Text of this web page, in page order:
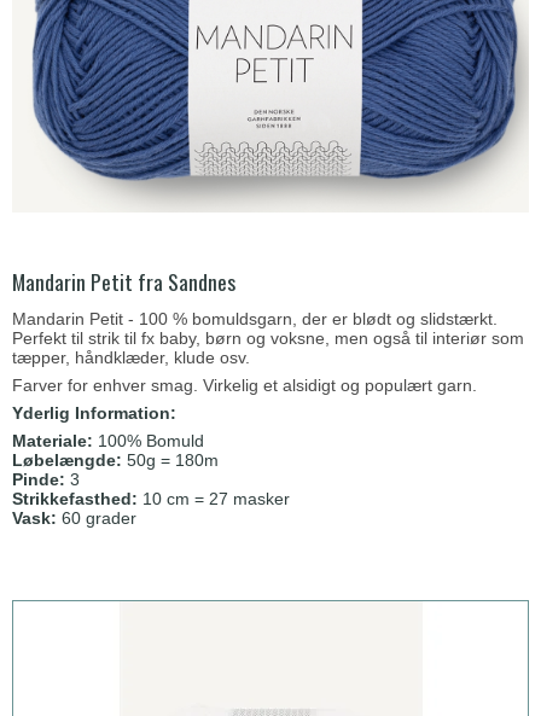
Mandarin Petit fra Sandnes
Mandarin Petit - 100 % bomuldsgarn, der er blødt og slidstærkt.
Perfekt til strik til fx baby, børn og voksne, men også til interiør som
tæpper, håndklæder, klude osv.
Farver for enhver smag. Virkelig et alsidigt og populært garn.
Yderlig Information:
Materiale: 100% Bomuld
Løbelængde: 50g = 180m
Pinde: 3
Strikkefasthed: 10 cm = 27 masker
Vask: 60 grader